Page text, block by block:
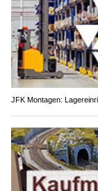
JFK Montagen: